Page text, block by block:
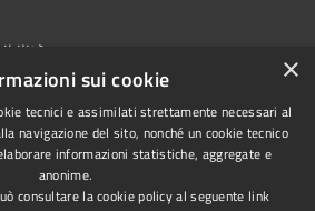
Copyright © 2026 • Comune di
Ottaviano • Powered by
×
sui cookie
tecnici e assimilati strettamente necessari al
navigazione del sito, nonché un cookie tecnico
informazioni statistiche, aggregate e
anonime.
consultare la cookie policy al seguente link